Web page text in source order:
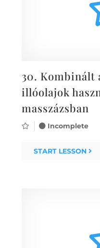
30. Kombinált
illóolajok
masszázsban
Incomplete
START LESSON